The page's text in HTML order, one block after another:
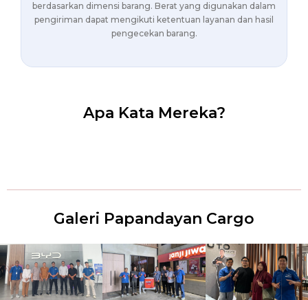
berdasarkan dimensi barang. Berat yang digunakan dalam
pengiriman dapat mengikuti ketentuan layanan dan hasil
pengecekan barang.
Apa Kata Mereka?
Galeri Papandayan Cargo